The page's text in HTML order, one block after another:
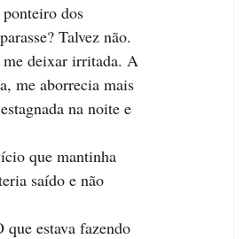
dos
Talvez não.
me deixar irritada. A
me aborrecia mais
na noite e
que mantinha
saído e não
estava fazendo